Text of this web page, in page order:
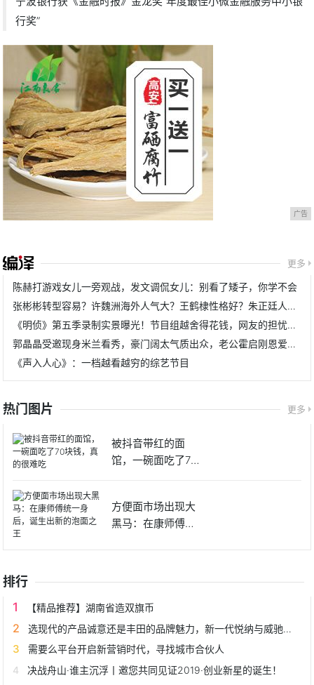
行奖”
广告
更多
陈赫打游戏女儿一旁观战，发文调侃女儿：别看了矮子，你学不会
张彬彬转型容易？许魏洲海外人气大？王鹤棣性格好？朱正廷人好？
《明侦》第五季录制实景曝光！节目组越舍得花钱，网友的担忧越重
郭晶晶受邀现身米兰看秀，豪门阔太气质出众，老公霍启刚恩爱同行
《声入人心》：一档越看越穷的综艺节目
热门图片 更多
被抖音带红的面
馆，一碗面吃了70
方便面市场出现大
黑马：在康师傅统
排行
【精品推荐】湖南省造双旗币
选现代的产品诚意还是丰田的品牌魅力，新一代悦纳与威驰的C位之争
需要么平台开启新营销时代，寻找城市合伙人
决战舟山·谁主沉浮丨邀您共同见证2019·创业新星的诞生！